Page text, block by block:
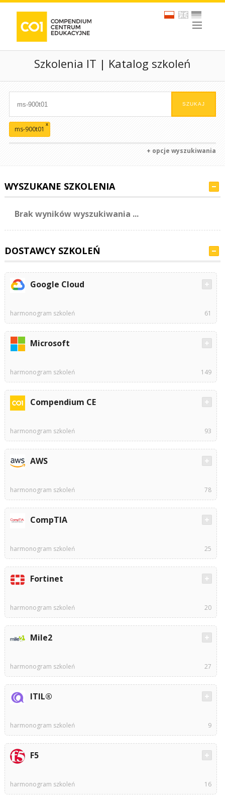
Szkolenia IT | Katalog szkoleń
ms-900t01
x
+ opcje wyszukiwania
WYSZUKANE SZKOLENIA
Brak wyników wyszukiwania ...
DOSTAWCY SZKOLEŃ
Google Cloud
harmonogram szkoleń 61
Microsoft
harmonogram szkoleń 149
Compendium CE
harmonogram szkoleń 93
AWS
harmonogram szkoleń 78
CompTIA
harmonogram szkoleń 25
Fortinet
harmonogram szkoleń 20
Mile2
harmonogram szkoleń 27
ITIL®
harmonogram szkoleń 9
F5
harmonogram szkoleń 16